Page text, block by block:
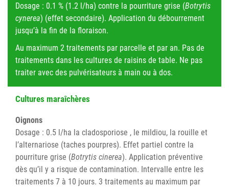
Dosage : 0.1 % (1.2 l/ha) contre la pourriture grise (Botrytis
cynerea) (effet secondaire). Application du débourrement
jusqu’à la fin de la floraison.
Au maximum 2 traitements par parcelle et par an. Pas de
traitements dans les cultures de raisins de table. Ne pas
traiter avec des pulvérisateurs à main ou à dos.
Cultures maraîchères
Oignons
Dosage : 0.5 l/ha la cladosporiose , le mildiou, la rouille et
l’alternariose (taches pourpres). Effet partiel contre la
pourriture grise (Botrytis cinerea). Application préventive
dès qu’il y a risque de contamination. Intervalle entre les
traitements 7 à 10 jours. 3 traitements au maximum par